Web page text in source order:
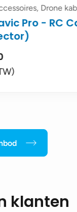
Drone kabels
Pro - RC
klanten